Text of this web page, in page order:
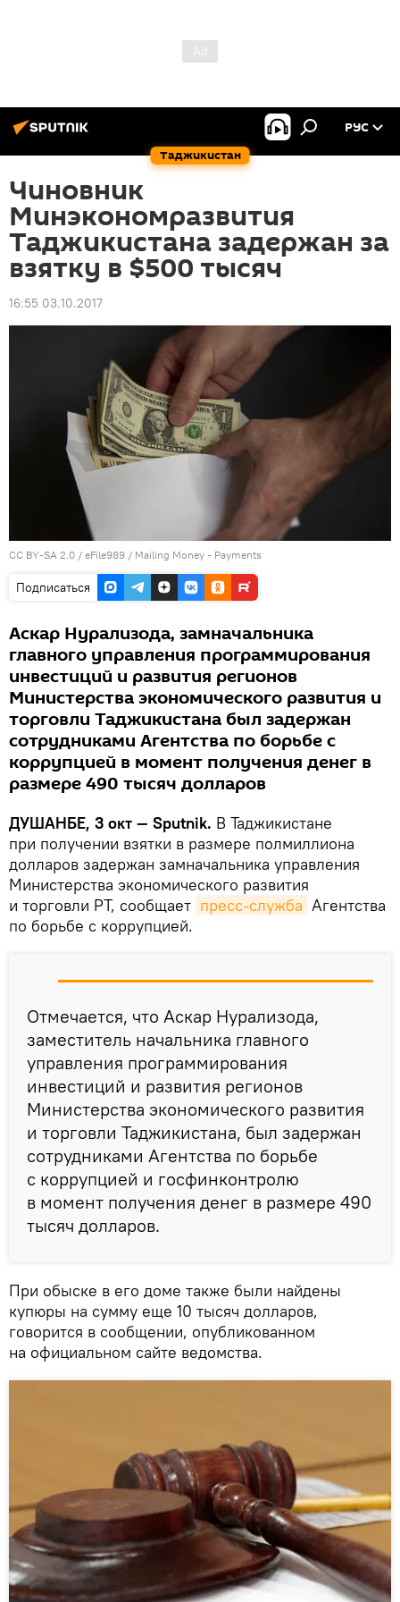
Таджикистан
РУС
Чиновник
Минэкономразвития
Таджикистана задержан за
взятку в $500 тысяч
16:55 03.10.2017
CC BY-SA 2.0 / eFile989 / Mailing Money - Payments
Подписаться
Аскар Нурализода, замначальника
главного управления программирования
инвестиций и развития регионов
Министерства экономического развития и
торговли Таджикистана был задержан
сотрудниками Агентства по борьбе с
коррупцией в момент получения денег в
размере 490 тысяч долларов
ДУШАНБЕ, 3 окт — Sputnik. В Таджикистане
при получении взятки в размере полмиллиона
долларов задержан замначальника управления
Министерства экономического развития
и торговли РТ, сообщает пресс-служба Агентства
по борьбе с коррупцией.
Отмечается, что Аскар Нурализода,
заместитель начальника главного
управления программирования
инвестиций и развития регионов
Министерства экономического развития
и торговли Таджикистана, был задержан
сотрудниками Агентства по борьбе
с коррупцией и госфинконтролю
в момент получения денег в размере 490
тысяч долларов.
При обыске в его доме также были найдены
купюры на сумму еще 10 тысяч долларов,
говорится в сообщении, опубликованном
на официальном сайте ведомства.